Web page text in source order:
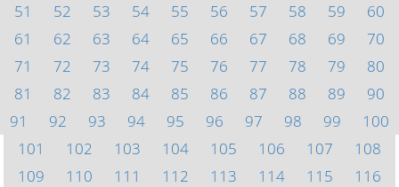
51
52 53 54 55 56 57 58 59
60
61
62 63 64 65 66 67 68 69
70
71
72 73 74 75 76 77 78 79
80
81
82 83 84 85 86 87 88 89
90
91
92 93 94 95 96 97 98 99
100
101
102 103 104 105 106 107
108
109
110 111 112 113 114 115
116